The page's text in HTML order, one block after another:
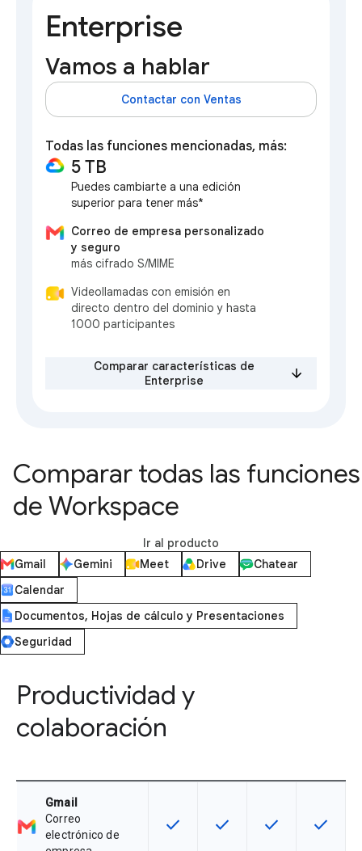
Enterprise
Vamos a hablar
Contactar con Ventas
Todas las funciones mencionadas, más:
5 TB
Puedes cambiarte a una edición
superior para tener más*
Correo de empresa personalizado
y seguro
más cifrado S/MIME
Videollamadas con emisión en
directo dentro del dominio y hasta
1000 participantes
Comparar características de
Enterprise
Comparar todas las funciones
de Workspace
Ir al producto
Gmail
Gemini Meet Drive
Chatear
Calendar
Documentos, Hojas de cálculo y Presentaciones
Seguridad
Productividad y
colaboración
Gmail
Correo
electrónico de
Esta función está disponible para
check Esta función está
check Esta función
check Esta
check